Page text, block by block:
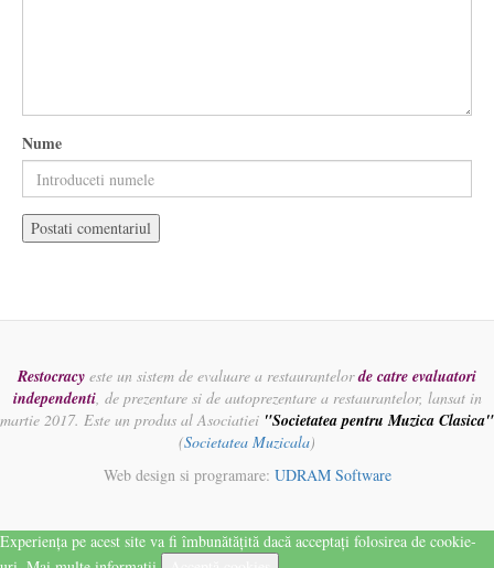
Nume
Restocracy este un sistem de evaluare a restaurantelorde catre evaluatori
independenti, de prezentare si de autoprezentare a restaurantelor, lansat in
martie 2017. Este un produs al Asociatiei "Societatea pentru Muzica Clasica"
(Societatea Muzicala)
Web design si programare: UDRAM Software
Experiența pe acest site va fi îmbunătățită dacă acceptați folosirea de cookie-